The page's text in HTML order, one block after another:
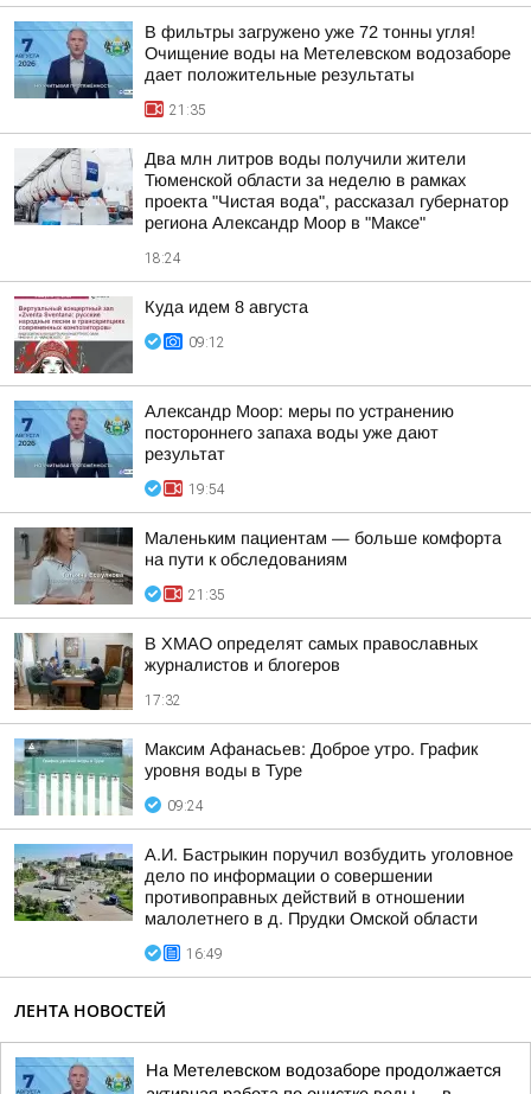
В фильтры загружено уже 72 тонны угля!
Очищение воды на Метелевском водозаборе
дает положительные результаты
21:35
Два млн литров воды получили жители
Тюменской области за неделю в рамках
проекта "Чистая вода", рассказал губернатор
региона Александр Моор в "Максе"
18:24
Куда идем 8 августа
09:12
Александр Моор: меры по устранению
постороннего запаха воды уже дают
результат
19:54
Маленьким пациентам — больше комфорта
на пути к обследованиям
21:35
В ХМАО определят самых православных
журналистов и блогеров
17:32
Максим Афанасьев: Доброе утро. График
уровня воды в Туре
09:24
А.И. Бастрыкин поручил возбудить уголовное
дело по информации о совершении
противоправных действий в отношении
малолетнего в д. Прудки Омской области
16:49
ЛЕНТА НОВОСТЕЙ
На Метелевском водозаборе продолжается